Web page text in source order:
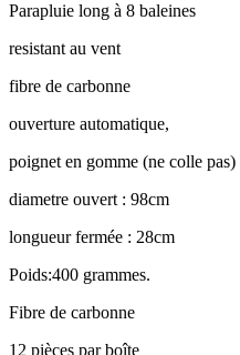
Parapluie long à 8 baleines
resistant au vent
fibre de carbonne
ouverture automatique,
poignet en gomme (ne colle pas)
diametre ouvert : 98cm
longueur fermée : 28cm
Poids:400 grammes.
Fibre de carbonne
12 pièces par boîte